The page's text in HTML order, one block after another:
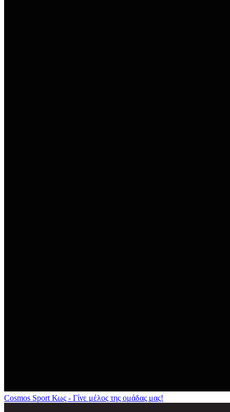
Cosmos Sport Κως - Γίνε μέλος της ομάδας μας!